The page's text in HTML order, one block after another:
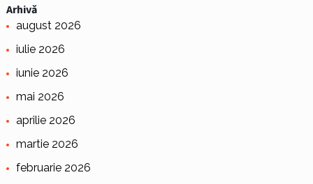
Arhivă
august 2026
iulie 2026
iunie 2026
mai 2026
aprilie 2026
martie 2026
februarie 2026